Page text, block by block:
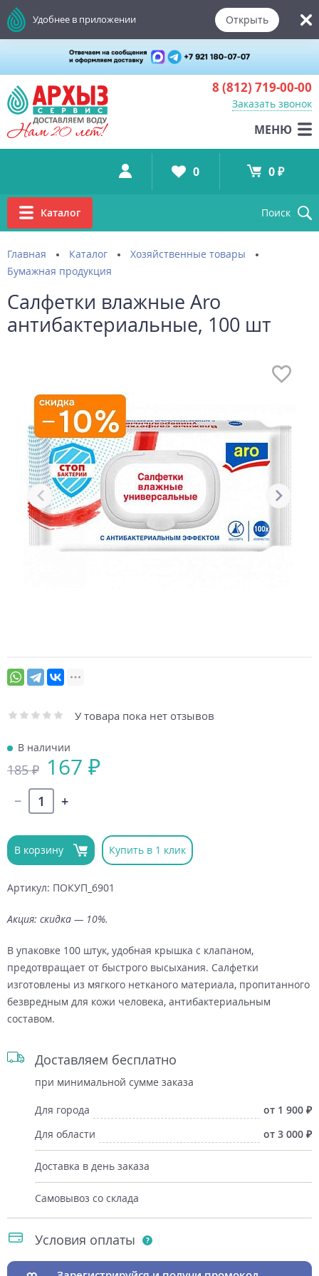
8 (812) 719-00-00
Заказать звонок
МЕНЮ
Удобнее в приложении Открыть
Каталог Поиск
0 0 ₽
Главная Каталог
Хозяйственные товары
Бумажная продукция
Салфетки влажные Aro
антибактериальные, 100 шт
У товара пока нет отзывов
В наличии
185 ₽ 167 ₽
В корзину Купить в 1 клик
Артикул: ПОКУП_6901
Акция: скидка — 10%.
В упаковке 100 штук, удобная крышка с клапаном,
предотвращает от быстрого высыхания. Салфетки
изготовлены из мягкого нетканого материала, пропитанного
безвредным для кожи человека, антибактериальным
составом.
Доставляем бесплатно
при минимальной сумме заказа
Для города
от 1 900
Для области
от 3 000
Доставка в день заказа
Самовывоз со склада
Условия оплаты